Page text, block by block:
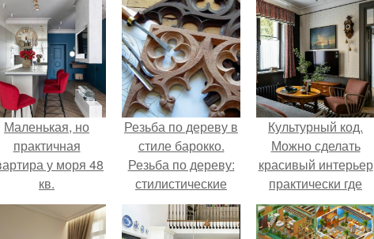
Маленькая, но
практичная
у моря 48
кв.
Резьба по дереву в
стиле барокко.
Резьба по дереву:
стилистические
направления и
характерные узоры.
Культурный код.
Можно сделать
красивый интерьер
практически где
угодно.